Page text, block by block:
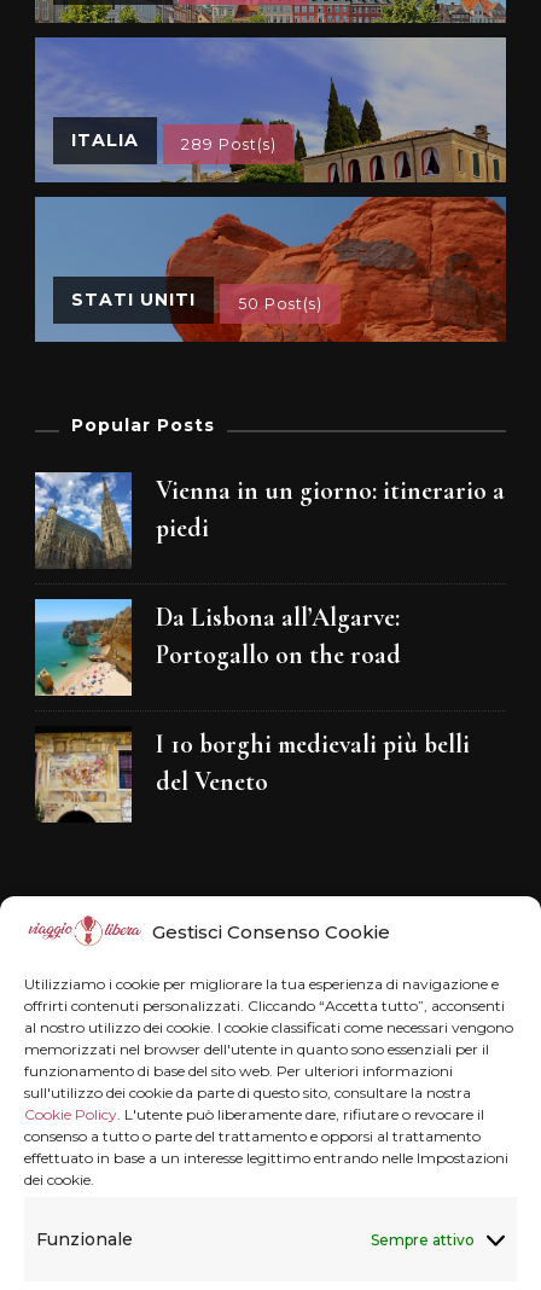
Gestisci Consenso Cookie
Utilizziamo i cookie per migliorare la tua esperienza di navigazione e
offrirti contenuti personalizzati. Cliccando “Accetta tutto”, acconsenti
al nostro utilizzo dei cookie. I cookie classificati come necessari vengono
memorizzati nel browser dell'utente in quanto sono essenziali per il
funzionamento di base del sito web. Per ulteriori informazioni
sull'utilizzo dei cookie da parte di questo sito, consultare la nostra
Cookie Policy. L'utente può liberamente dare, rifiutare o revocare il
consenso a tutto o parte del trattamento e opporsi al trattamento
effettuato in base a un interesse legittimo entrando nelle Impostazioni
dei cookie.
Funzionale Sempre attivo
ITALIA 289 Post(s)
STATI UNITI 50 Post(s)
Popular Posts
Vienna in un giorno: itinerario a
piedi
Da Lisbona all’Algarve:
Portogallo on the road
I 10 borghi medievali più belli
del Veneto
testata giornalistica in quanto viene aggiornato
senza alcuna periodicità . Non può pertanto
considerarsi un prodotto editoriale ai sensi della
legge n° 62 del 7.03.2001.Disclaimer